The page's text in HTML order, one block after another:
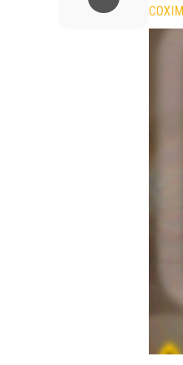
COXIM